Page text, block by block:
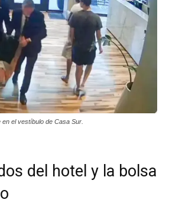
el vestíbulo de Casa Sur.
del hotel y la bolsa